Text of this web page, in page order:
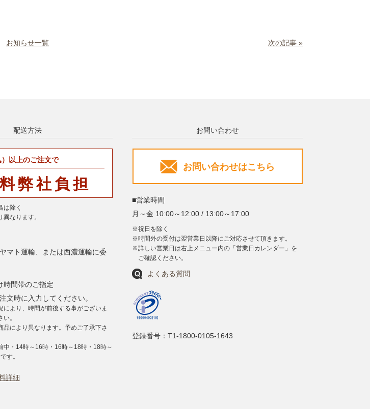
お知らせ一覧 次の記事 »
配送方法
以上のご注文で
弊社負担
は除く
なります。
マト運輸、または西濃運輸に委
時間帯のご指定
文時に入力してください。
より、時間が前後する事がございま
。
により異なります。予めご了承下さ
中・14時～16時・16時～18時・18時～
す。
詳細
お問い合わせ
お問い合わせはこちら
■営業時間
月～金 10:00～12:00 / 13:00～17:00
※祝日を除く
※時間外の受付は翌営業日以降にご対応させて頂きます。
※詳しい営業日は右上メニュー内の「営業日カレンダー」を
ご確認ください。
よくある質問
登録番号：T1-1800-0105-1643